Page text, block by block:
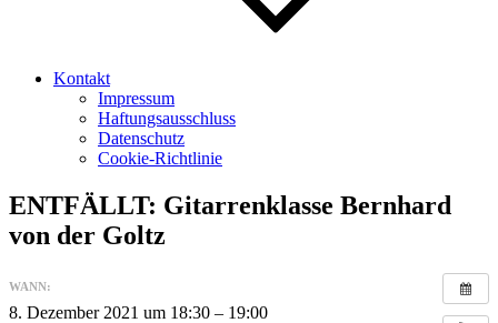
Kontakt
Impressum
Haftungsausschluss
Datenschutz
Cookie-Richtlinie
ENTFÄLLT: Gitarrenklasse Bernhard
von der Goltz
WANN:
8. Dezember 2021 um 18:30 – 19:00